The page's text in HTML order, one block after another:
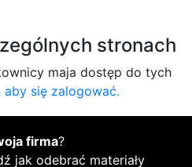
stronach
maja dostęp do tych
aby się zalogować.
firma?
jak odebrać materiały